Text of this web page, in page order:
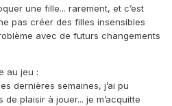
une fille... rarement, et c’est
pas créer des filles insensibles
avec de futurs changements
au jeu :
dernières semaines, j’ai pu
plaisir à jouer... je m’acquitte